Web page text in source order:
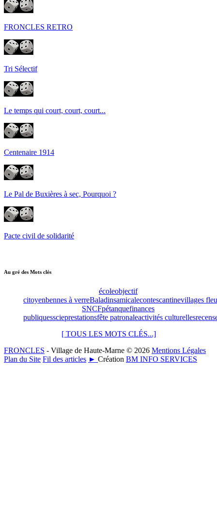
FRONCLES RETRO
Tri Sélectif
Le temps qui court, court, court...
Centenaire 1914
Le Pal de Buxières à sec, Pourquoi ?
Pacte civil de solidarité
Au gré des Mots clés
écoleobjectif
citoyenbennes à verreBaladinsamicalecontescantinevillages
SNCFpétanquefinances
publiquesscieprestationsfête patronaleactivités culturelles
[ TOUS LES MOTS CLÉS...]
FRONCLES - Village de Haute-Marne © 2026 Mentions Légales
Plan du Site Fil des articles ► Création BM INFO SERVICES